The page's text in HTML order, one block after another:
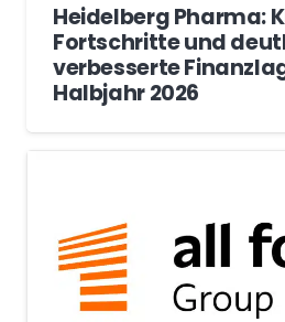
Heidelberg Pharma:
Fortschritte und
verbesserte
Halbjahr 2026